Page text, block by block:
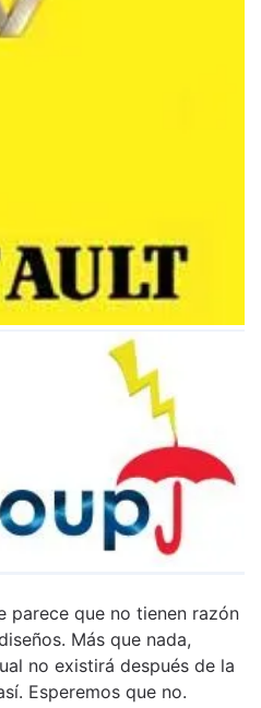
parece que no tienen razón
Más que nada,
no existirá después de la
Esperemos que no.